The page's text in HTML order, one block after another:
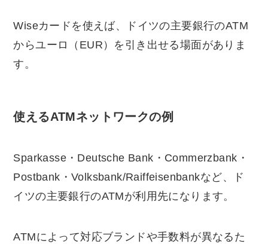
Wiseカードを使えば、ドイツの主要銀行のATM
からユーロ（EUR）を引き出せる場面がありま
す。
使えるATMネットワークの例
Sparkasse・Deutsche Bank・Commerzbank・
Postbank・Volksbank/Raiffeisenbankなど、ド
イツの主要銀行のATMが利用先になります。
ATMによって対応ブランドや手数料が異なるた